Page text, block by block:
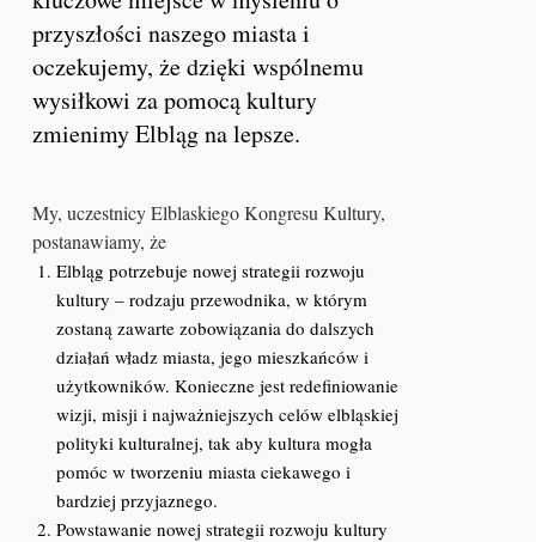
przyszłości naszego miasta i
oczekujemy, że dzięki wspólnemu
wysiłkowi za pomocą kultury
zmienimy Elbląg na lepsze.
My, uczestnicy Elblaskiego Kongresu Kultury,
postanawiamy, że
Elbląg potrzebuje nowej strategii rozwoju
kultury – rodzaju przewodnika, w którym
zostaną zawarte zobowiązania do dalszych
działań władz miasta, jego mieszkańców i
użytkowników. Konieczne jest redefiniowanie
wizji, misji i najważniejszych celów elbląskiej
polityki kulturalnej, tak aby kultura mogła
pomóc w tworzeniu miasta ciekawego i
bardziej przyjaznego.
Powstawanie nowej strategii rozwoju kultury